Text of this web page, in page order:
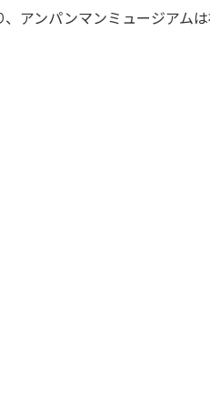
アンパンマンミュージアム